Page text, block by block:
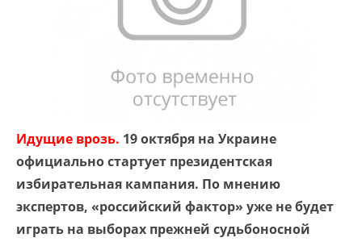
Идущие врозь. 19 октября на Украине
официально стартует президентская
избирательная кампания. По мнению
экспертов, «российский фактор» уже не будет
играть на выборах прежней судьбоносной